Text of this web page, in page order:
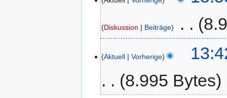
Diskussion Beiträge
Aktuell Vorherige
8.995 Bytes